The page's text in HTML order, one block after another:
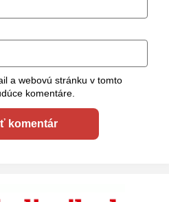
a webovú stránku v tomto
komentáre.